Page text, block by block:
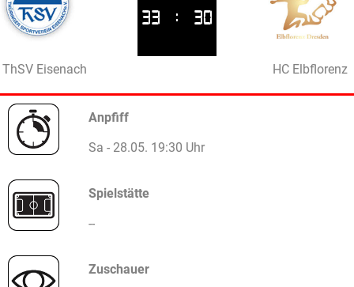
ThSV Eisenach
33 : 30
HC Elbflorenz
Anpfiff
Sa - 28.05. 19:30 Uhr
Spielstätte
--
Zuschauer